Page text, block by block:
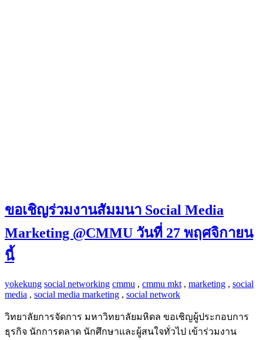
ขอเชิญร่วมงานสัมมนา Social Media
Marketing @CMMU วันที่ 27 พฤศจิกายน
นี้
yokekung social networking cmmu , cmmu mkt , marketing , social
media , social media marketing , social network
วิทยาลัยการจัดการ มหาวิทยาลัยมหิดล ขอเชิญผู้ประกอบการ
ธุรกิจ นักการตลาด นักศึกษาและผู้สนใจทั่วไป เข้าร่วมงาน